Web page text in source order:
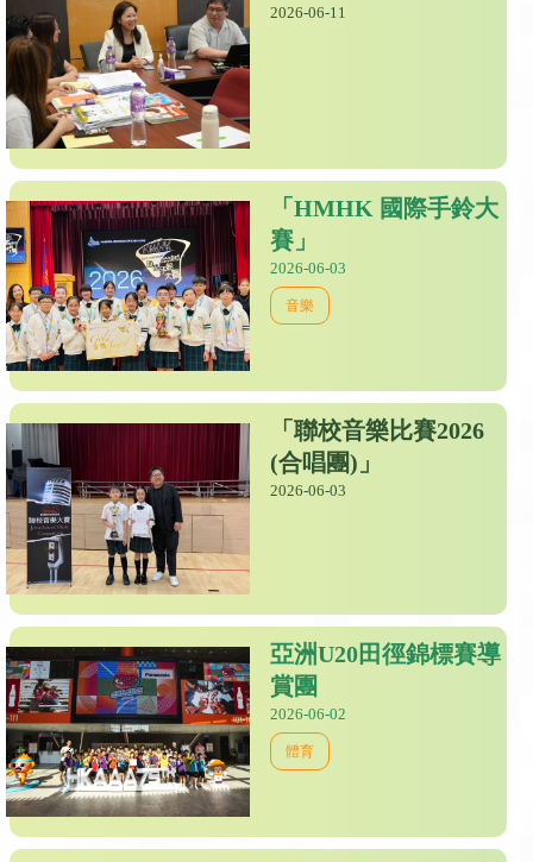
2026-06-11
「HMHK 國際手鈴大
賽」
2026-06-03
音樂
「聯校音樂比賽2026
(合唱團)」
2026-06-03
亞洲U20田徑錦標賽導
賞團
2026-06-02
體育